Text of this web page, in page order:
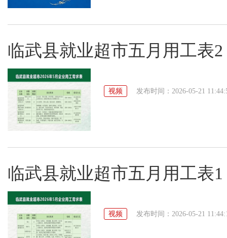
临武县就业超市五月用工表2
视频 发布时间：2026-05-21
临武县就业超市五月用工表1
视频 发布时间：2026-05-21